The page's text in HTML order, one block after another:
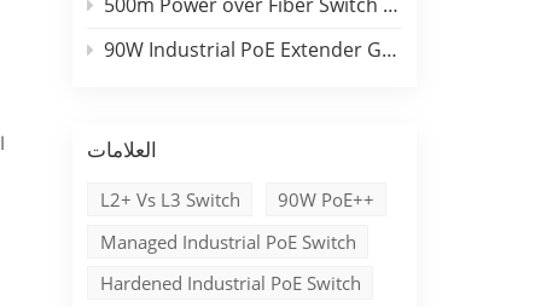
90W Industrial PoE Extender Guide for Long-Distance Outdoor Networks
العلامات
L2+ Vs L3 Switch
90W PoE++
Managed Industrial PoE Switch
Hardened Industrial PoE Switch